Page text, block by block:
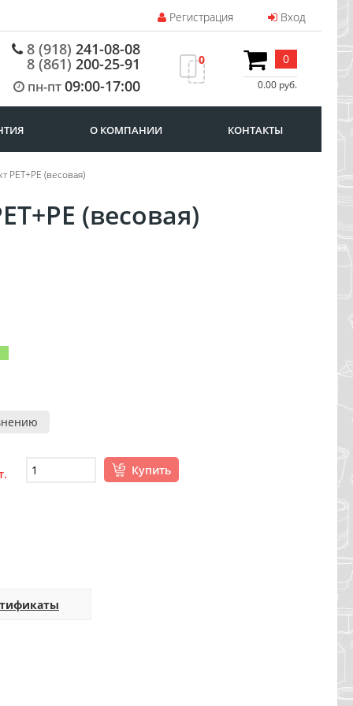
Регистрация Вход
8 (918) 241-08-08
8 (861) 200-25-91
пн-пт09:00-17:00
0 0
0.00 руб.
О КОМПАНИИ КОНТАКТЫ
(весовая)
(весовая)
Купить